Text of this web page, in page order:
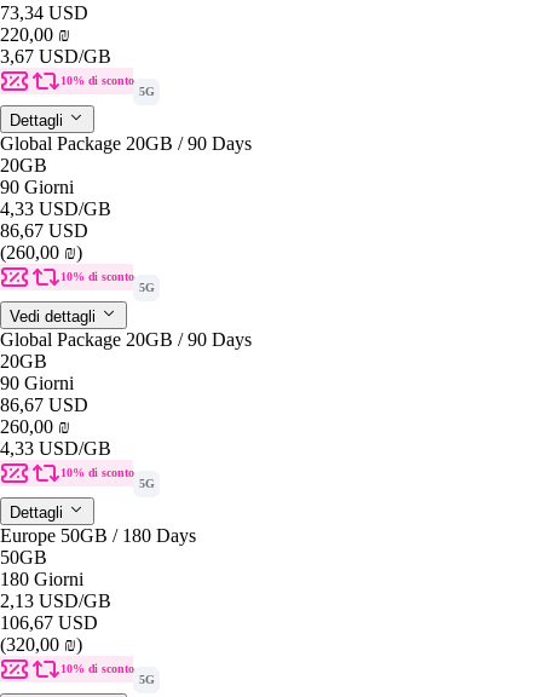
73,34 USD
220,00 ₪
3,67 USD/GB
10% di sconto
5G
Dettagli
Global Package 20GB / 90 Days
20GB
90 Giorni
4,33 USD/GB
86,67 USD
(260,00 ₪)
10% di sconto
5G
Vedi dettagli
Global Package 20GB / 90 Days
20GB
90 Giorni
86,67 USD
260,00 ₪
4,33 USD/GB
10% di sconto
5G
Dettagli
Europe 50GB / 180 Days
50GB
180 Giorni
2,13 USD/GB
106,67 USD
(320,00 ₪)
10% di sconto
5G